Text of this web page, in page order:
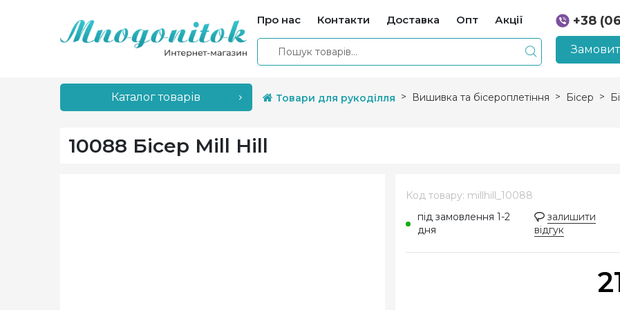
Про нас Контакти Доставка Опт Акції
+38
+38
Каталог товарів Товари для рукоділля Вишивка та бісероплетіння Бісер
10088 Бісер Mill Hill
Код товару: millhill_10088
під замовлення 1-2
дня
залишити
відгук